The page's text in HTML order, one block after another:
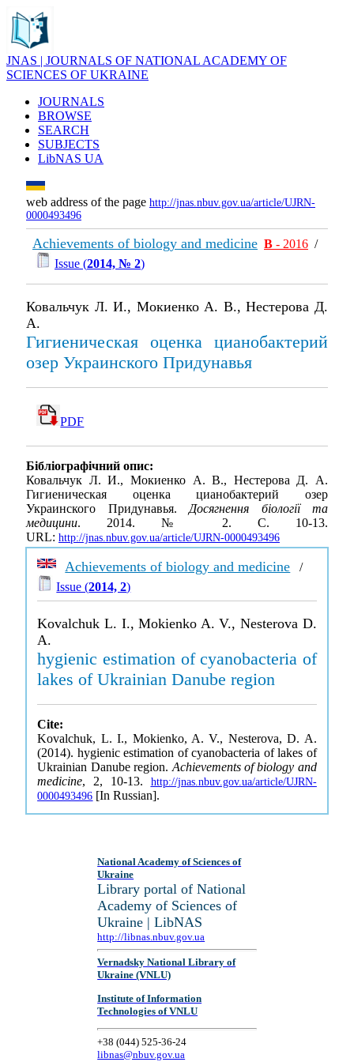
JNAS | JOURNALS OF NATIONAL ACADEMY OF
SCIENCES OF UKRAINE
JOURNALS
BROWSE
SEARCH
SUBJECTS
LibNAS UA
web address of the page http://jnas.nbuv.gov.ua/article/UJRN-
0000493496
Achievements of biology and medicine В - 2016 /
Issue (2014, № 2)
Ковальчук Л. И., Мокиенко А. В., Нестерова Д.
А.
Гигиеническая оценка цианобактерий
озер Украинского Придунавья
PDF
Бібліографічний опис:
Ковальчук Л. И., Мокиенко А. В., Нестерова Д. А.
Гигиеническая оценка цианобактерий озер
Украинского Придунавья.Досягнення біології та
медицини. 2014. № 2. С. 10-13.
URL: http://jnas.nbuv.gov.ua/article/UJRN-0000493496
Achievements of biology and medicine /
Issue (2014, 2)
Kovalchuk L. I., Mokienko A. V., Nesterova D.
A.
hygienic estimation of cyanobacteria of
lakes of Ukrainian Danube region
Cite:
Kovalchuk, L. I., Mokienko, A. V., Nesterova, D. A.
(2014). hygienic estimation of cyanobacteria of lakes of
Ukrainian Danube region. Achievements of biology and
medicine, 2, 10-13. http://jnas.nbuv.gov.ua/article/UJRN-
0000493496 [In Russian].
National Academy of Sciences of
Ukraine
Library portal of National
Academy of Sciences of
Ukraine | LibNAS
http://libnas.nbuv.gov.ua
Vernadsky National Library of
Ukraine (VNLU)
Institute of Information
Technologies of VNLU
+38 (044) 525-36-24
libnas@nbuv.gov.ua